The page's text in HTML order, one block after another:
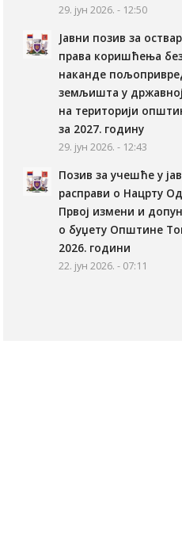
29. јун 2026. - 12:50
Јавни позив за
права коришћења
наканде
земљишта у
на територији
за 2027. годину
29. јун 2026. - 12:43
Позив за учешће у
расправи о Нацрту
Првој измени и
о буџету Општине
2026. години
22. јун 2026. - 07:11